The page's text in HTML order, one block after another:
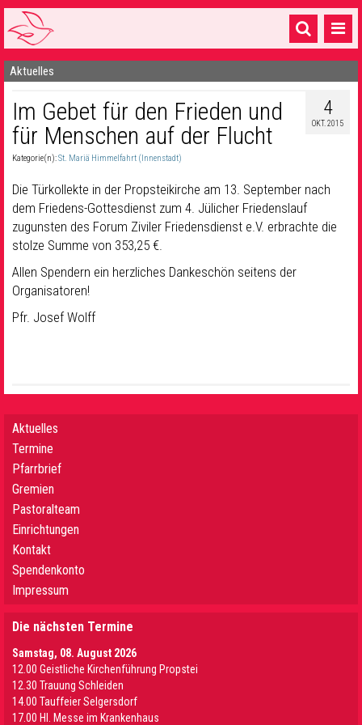
Startseite
1 Pfarrei
16 Gemeinden & mehr
Sakramente & Feste
Gemeinschaft & Soziales
Musik& Kultur
Aktuelles
4
OKT. 2015
Im Gebet für den Frieden und
für Menschen auf der Flucht
Kategorie(n):St. Mariä Himmelfahrt (Innenstadt)
Die Türkollekte in der Propsteikirche am 13. September nach
dem Friedens-Gottesdienst zum 4. Jülicher Friedenslauf
zugunsten des Forum Ziviler Friedensdienst e.V. erbrachte die
stolze Summe von 353,25 €.
Allen Spendern ein herzliches Dankeschön seitens der
Organisatoren!
Pfr. Josef Wolff
Aktuelles
Termine
Pfarrbrief
Gremien
Pastoralteam
Einrichtungen
Kontakt
Spendenkonto
Impressum
Die nächsten Termine
Samstag, 08. August 2026
12.00 Geistliche Kirchenführung Propstei
12.30 Trauung Schleiden
14.00 Tauffeier Selgersdorf
17.00 Hl. Messe im Krankenhaus